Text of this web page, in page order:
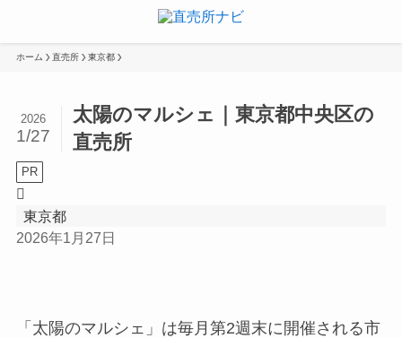
ホーム 直売所 東京都
太陽のマルシェ｜東京都中央区の
直売所
2026
1/27
PR
東京都
2026年1月27日
「太陽のマルシェ」は毎月第2週末に開催される市